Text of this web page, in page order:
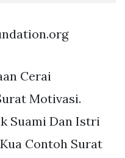
Cerai
Motivasi.
Suami Dan Istri
Contoh Surat